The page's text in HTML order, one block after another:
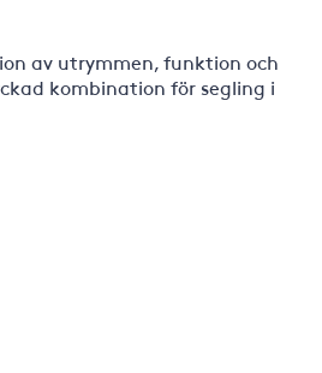
av utrymmen, funktion och
kombination för segling i